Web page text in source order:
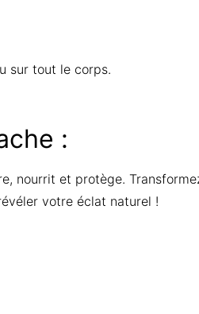
sur tout le corps.
:
nourrit et protège.
votre éclat naturel !